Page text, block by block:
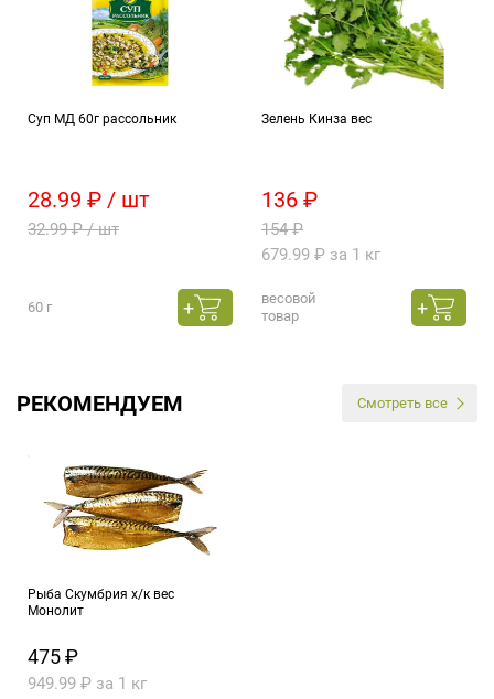
Суп МД 60г рассольник
28.99 ₽ / шт
32.99 ₽ / шт
60 г
Зелень Кинза вес
136 ₽
154 ₽
679.99 ₽ за 1 кг
весовой
товар
РЕКОМЕНДУЕМ Смотреть все
Рыба Скумбрия х/к вес
Монолит
475 ₽
949.99 ₽ за 1 кг